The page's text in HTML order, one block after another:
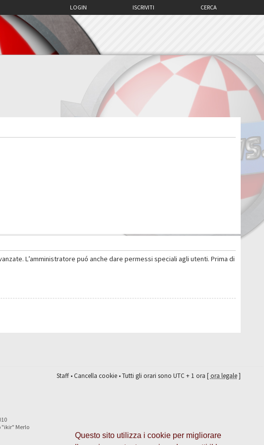
Questo sito utilizza i cookie per migliorare
CERCA
ISCRIVITI
LOGIN
L’amministratore puó anche dare permessi speciali agli utenti. Prima di
Staff•Cancella cookie• Tutti gli orari sono UTC + 1 ora [ora legale]
"ikir" Merlo